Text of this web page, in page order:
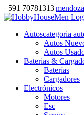
Saltar
al
Facebook
Instagram
YouTube
+591 70781313|
Autoscategoria
Autos
Autos
Baterias &
Baterías
Cargadores
Electrónicos
Motores
Esc